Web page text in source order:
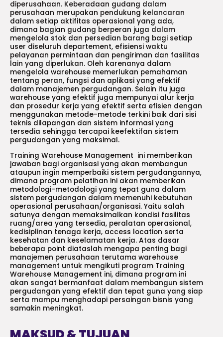
diperusahaan. Keberadaan gudang dalam
perusahaan merupakan pendukung kelancaran
dalam setiap aktifitas operasional yang ada,
dimana bagian gudang berperan juga dalam
mengelola stok dan persedian barang bagi setiap
user diseluruh departement, efisiensi waktu
pelayanan permintaan dan pengiriman dan fasilitas
lain yang diperlukan. Oleh karenanya dalam
mengelola warehouse memerlukan pemahaman
tentang peran, fungsi dan aplikasi yang efektif
dalam manajemen pergudangan. Selain itu juga
warehouse yang efektif juga mempunyai alur kerja
dan prosedur kerja yang efektif serta efisien dengan
menggunakan metode-metode terkini baik dari sisi
teknis dilapangan dan sistem informasi yang
tersedia sehingga tercapai keefektifan sistem
pergudangan yang maksimal.
Training Warehouse Management ini memberikan
jawaban bagi organisasi yang akan membangun
ataupun ingin memperbaiki sistem pergudangannya,
dimana program pelatihan ini akan memberikan
metodologi-metodologi yang tepat guna dalam
sistem pergudangan dalam memenuhi kebutuhan
operasional perusahaan/organisasi. Yaitu salah
satunya dengan memaksimalkan kondisi fasilitas
ruang/area yang tersedia, peralatan operasional,
kedisiplinan tenaga kerja, access location serta
kesehatan dan keselamatan kerja. Atas dasar
beberapa point diataslah mengapa penting bagi
manajemen perusahaan terutama warehouse
management untuk mengikuti program Training
Warehouse Management ini, dimana program ini
akan sangat bermanfaat dalam membangun sistem
pergudangan yang efektif dan tepat guna yang siap
serta mampu menghadapi persaingan bisnis yang
samakin meningkat.